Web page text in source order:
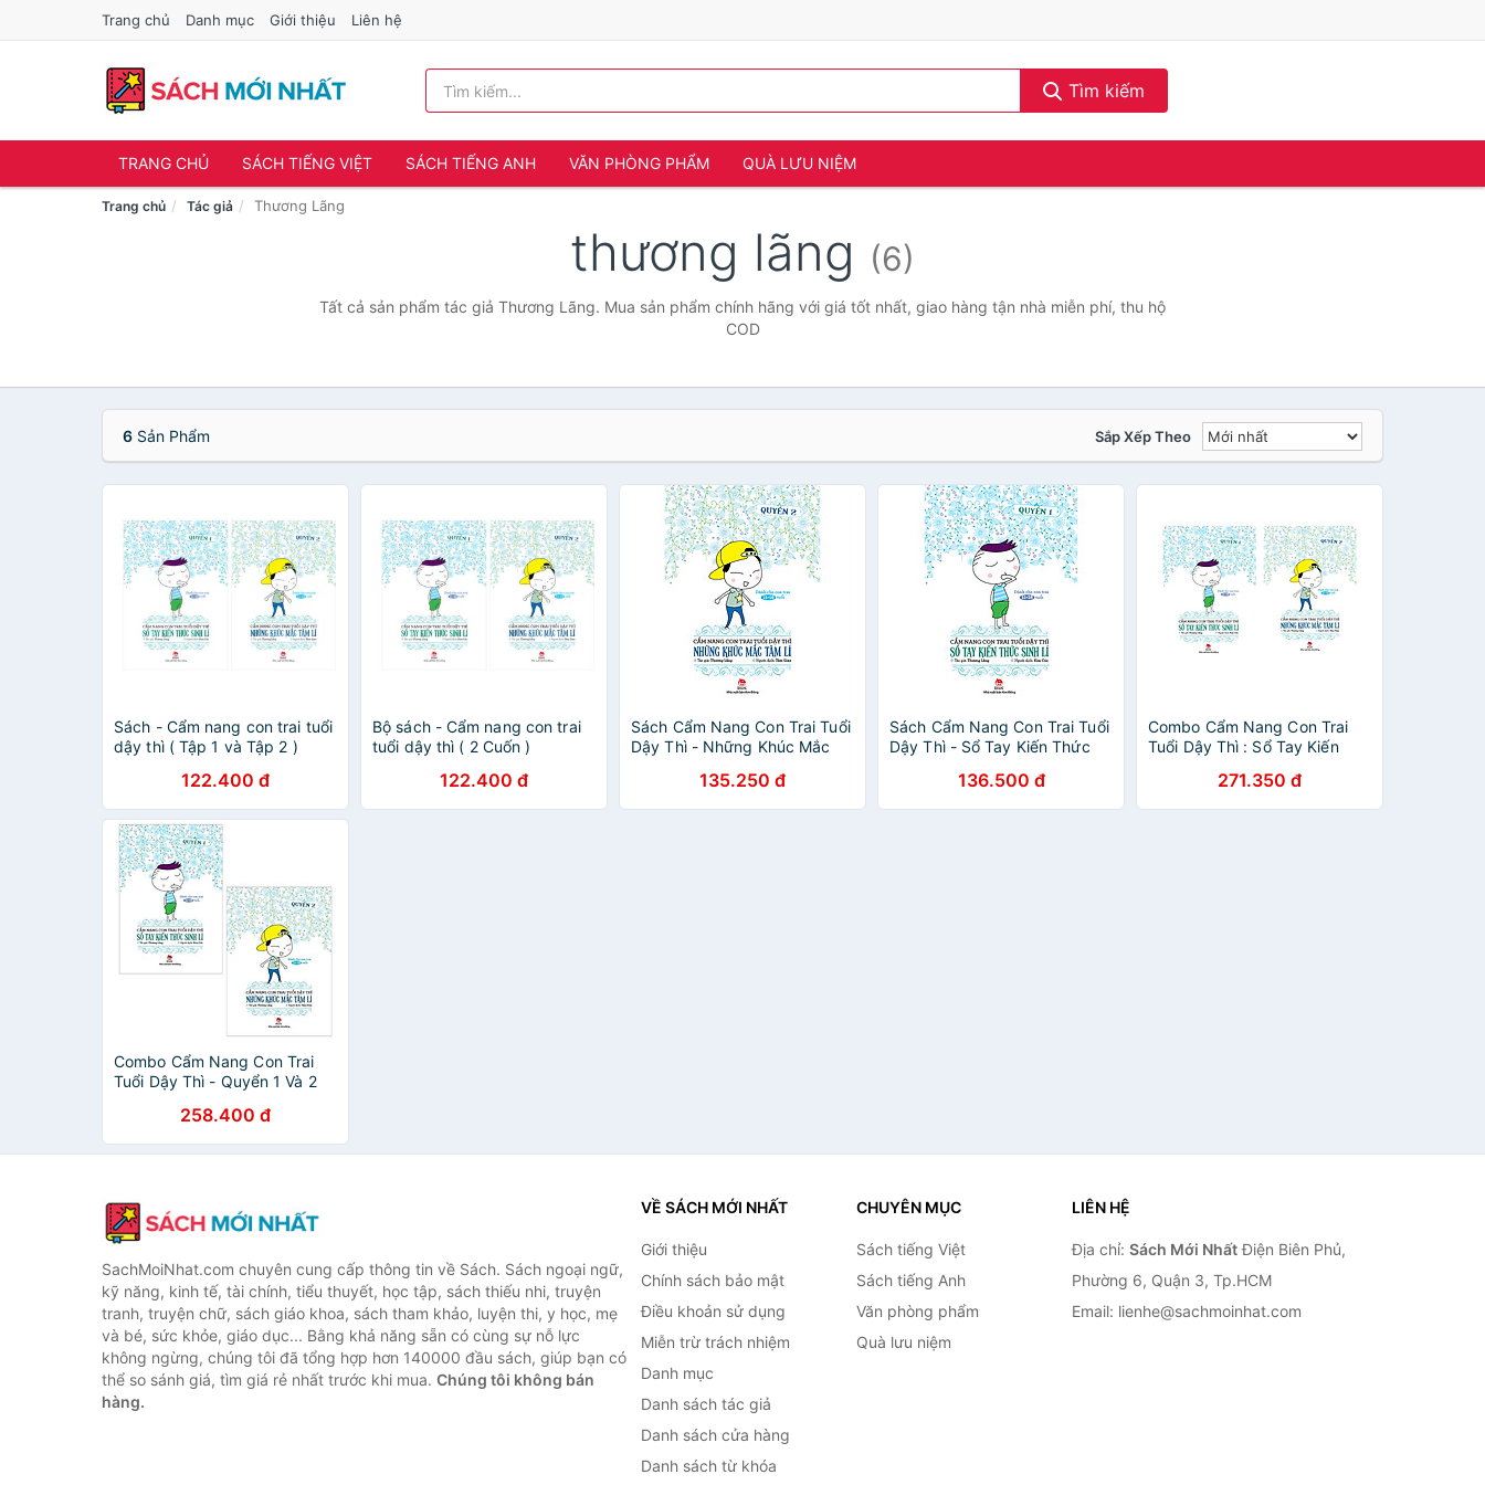
Trang chủ Danh mục Giới thiệu Liên hệ
Tìm kiếm
TRANG CHỦ SÁCH TIẾNG VIỆT SÁCH TIẾNG ANH VĂN PHÒNG PHẨM QUÀ LƯU NIỆM
Trang chủ Tác giả Thương Lãng
thương lãng (6)
Tất cả sản phẩm tác giả Thương Lãng. Mua sản phẩm chính hãng với giá tốt nhất, giao hàng tận nhà miễn phí, thu hộ
COD
6 Sản Phẩm Sắp Xếp Theo
Sách - Cẩm nang con trai tuổi
dậy thì ( Tập 1 và Tập 2 )
122.400 đ
Bộ sách - Cẩm nang con trai
tuổi dậy thì ( 2 Cuốn )
122.400 đ
Sách Cẩm Nang Con Trai Tuổi
Dậy Thì - Những Khúc Mắc
135.250 đ
Sách Cẩm Nang Con Trai Tuổi
Dậy Thì - Sổ Tay Kiến Thức
136.500 đ
Combo Cẩm Nang Con Trai
Tuổi Dậy Thì : Sổ Tay Kiến
Những Khúc Mắc Tâm Lí
(Quyển 2)
271.350 đ
Combo Cẩm Nang Con Trai
Tuổi Dậy Thì - Quyển 1 Và 2
258.400 đ
SachMoiNhat.com chuyên cung cấp thông tin về Sách. Sách ngoại ngữ,
kỹ năng, kinh tế, tài chính, tiểu thuyết, học tập, sách thiếu nhi, truyện
tranh, truyện chữ, sách giáo khoa, sách tham khảo, luyện thi, y học, mẹ
và bé, sức khỏe, giáo dục... Bằng khả năng sẵn có cùng sự nỗ lực
không ngừng, chúng tôi đã tổng hợp hơn 140000 đầu sách, giúp bạn có
thể so sánh giá, tìm giá rẻ nhất trước khi mua. Chúng tôi không bán
hàng.
VỀ SÁCH MỚI NHẤT
Giới thiệu
Chính sách bảo mật
Điều khoản sử dụng
Miễn trừ trách nhiệm
Danh mục
Danh sách tác giả
Danh sách cửa hàng
Danh sách từ khóa
CHUYÊN MỤC
Sách tiếng Việt
Sách tiếng Anh
Văn phòng phẩm
Quà lưu niệm
LIÊN HỆ
Địa chỉ: Sách Mới NhấtĐiện Biên Phủ,
Phường 6, Quận 3, Tp.HCM
Email: lienhe@sachmoinhat.com